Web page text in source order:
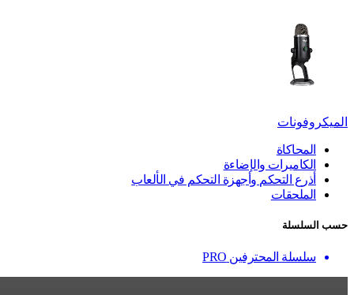
الميكروفونات
المحاكاة
الكاميرات والإضاءة
أذرع التحكم وأجهزة التحكم في الألعاب
الملحقات
حسب السلسلة
سلسلة المحترفين PRO